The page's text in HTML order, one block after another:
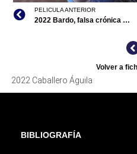
CABALLERO
PELICULA ANTERIOR
2022 Bardo, falsa crónica de unas cuantas verdades
Volver a
2022 Caballero Águila
BIBLIOGRAFÍA